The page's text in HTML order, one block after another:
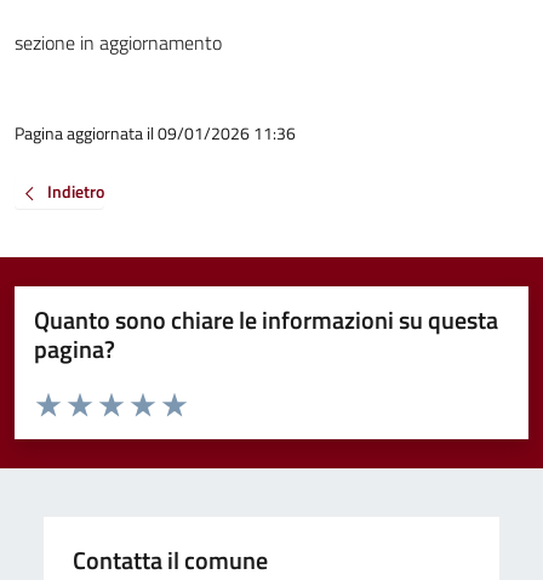
sezione in aggiornamento
Pagina aggiornata il 09/01/2026 11:36
Indietro
Quanto sono chiare le informazioni su questa
pagina?
Valuta da 1 a 5 stelle la pagina
Valuta 5 stelle su 5
Valuta 4 stelle su 5
Valuta 3 stelle su 5
Valuta 2 stelle su 5
Valuta 1 stelle su 5
Contatta il comune